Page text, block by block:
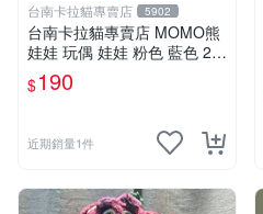
台南卡拉貓專賣店 5902
台南卡拉貓專賣店 MOMO熊
娃娃 玩偶 娃娃 粉色 藍色 2色
分售
$190
近期銷量1件